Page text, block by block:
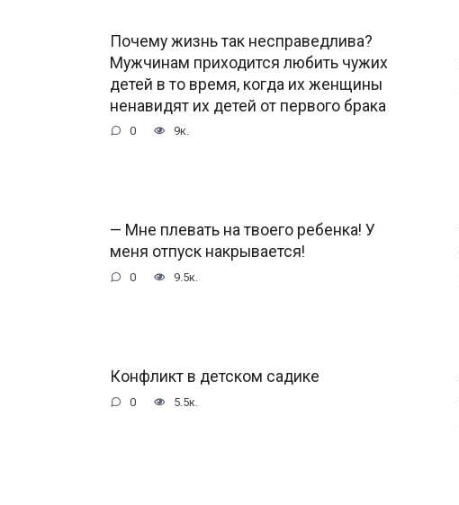
Почему жизнь так несправедлива?
Мужчинам приходится любить чужих
детей в то время, когда их женщины
ненавидят их детей от первого брака
0 9к.
— Мне плевать на твоего ребенка! У
меня отпуск накрывается!
0 9.5к.
Конфликт в детском садике
0 5.5к.